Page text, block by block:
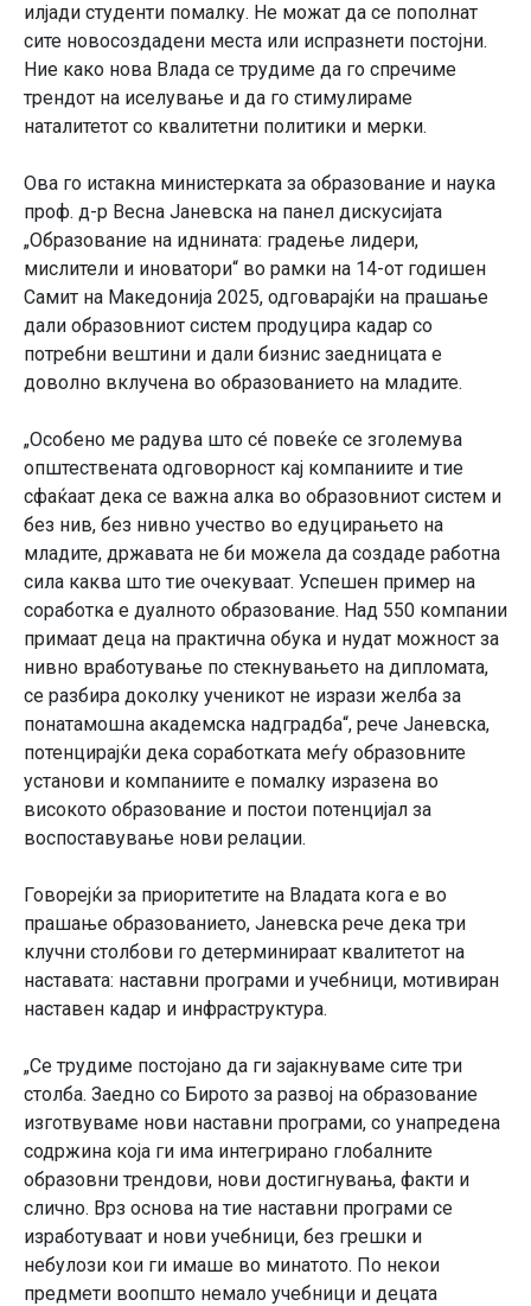
илјади студенти помалку. Не можат да се пополнат
сите новосоздадени места или испразнети постојни.
Ние како нова Влада се трудиме да го спречиме
трендот на иселување и да го стимулираме
наталитетот со квалитетни политики и мерки.
Ова го истакна министерката за образование и наука
проф. д-р Весна Јаневска на панел дискусијата
„Образование на иднината: градење лидери,
мислители и иноватори“ во рамки на 14-от годишен
Самит на Македонија 2025, одговарајќи на прашање
дали образовниот систем продуцира кадар со
потребни вештини и дали бизнис заедницата е
доволно вклучена во образованието на младите.
„Особено ме радува што сé повеќе се зголемува
општествената одговорност кај компаниите и тие
сфаќаат дека се важна алка во образовниот систем и
без нив, без нивно учество во едуцирањето на
младите, државата не би можела да создаде работна
сила каква што тие очекуваат. Успешен пример на
соработка е дуалното образование. Над 550 компании
примаат деца на практична обука и нудат можност за
нивно вработување по стекнувањето на дипломата,
се разбира доколку ученикот не изрази желба за
понатамошна академска надградба“, рече Јаневска,
потенцирајќи дека соработката меѓу образовните
установи и компаниите е помалку изразена во
високото образование и постои потенцијал за
воспоставување нови релации.
Говорејќи за приоритетите на Владата кога е во
прашање образованието, Јаневска рече дека три
клучни столбови го детерминираат квалитетот на
наставата: наставни програми и учебници, мотивиран
наставен кадар и инфраструктура.
„Се трудиме постојано да ги зајакнуваме сите три
столба. Заедно со Бирото за развој на образование
изготвуваме нови наставни програми, со унапредена
содржина која ги има интегрирано глобалните
образовни трендови, нови достигнувања, факти и
слично. Врз основа на тие наставни програми се
изработуваат и нови учебници, без грешки и
небулози кои ги имаше во минатото. По некои
предмети воопшто немало учебници и децата